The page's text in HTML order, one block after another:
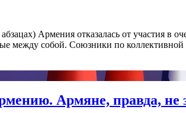
Армения отказалась от участия в
между собой. Союзники по
Армяне, правда, не